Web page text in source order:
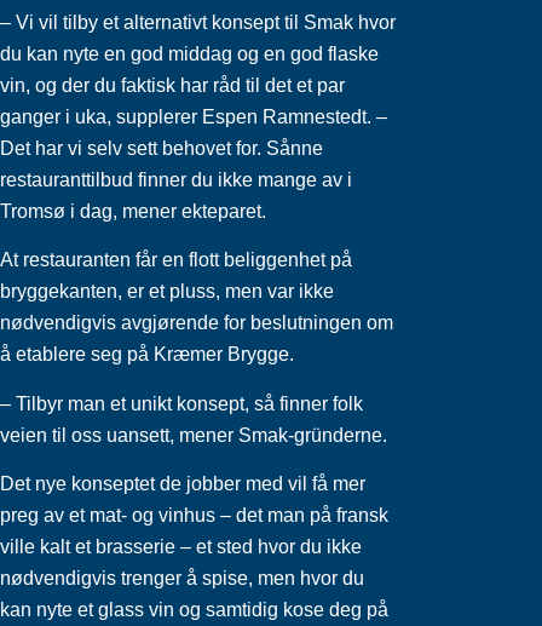
– Vi vil tilby et alternativt konsept til Smak hvor
du kan nyte en god middag og en god flaske
vin, og der du faktisk har råd til det et par
ganger i uka, supplerer Espen Ramnestedt. –
Det har vi selv sett behovet for. Sånne
restauranttilbud finner du ikke mange av i
Tromsø i dag, mener ekteparet.
At restauranten får en flott beliggenhet på
bryggekanten, er et pluss, men var ikke
nødvendigvis avgjørende for beslutningen om
å etablere seg på Kræmer Brygge.
– Tilbyr man et unikt konsept, så finner folk
veien til oss uansett, mener Smak-gründerne.
Det nye konseptet de jobber med vil få mer
preg av et mat- og vinhus – det man på fransk
ville kalt et brasserie – et sted hvor du ikke
nødvendigvis trenger å spise, men hvor du
kan nyte et glass vin og samtidig kose deg på